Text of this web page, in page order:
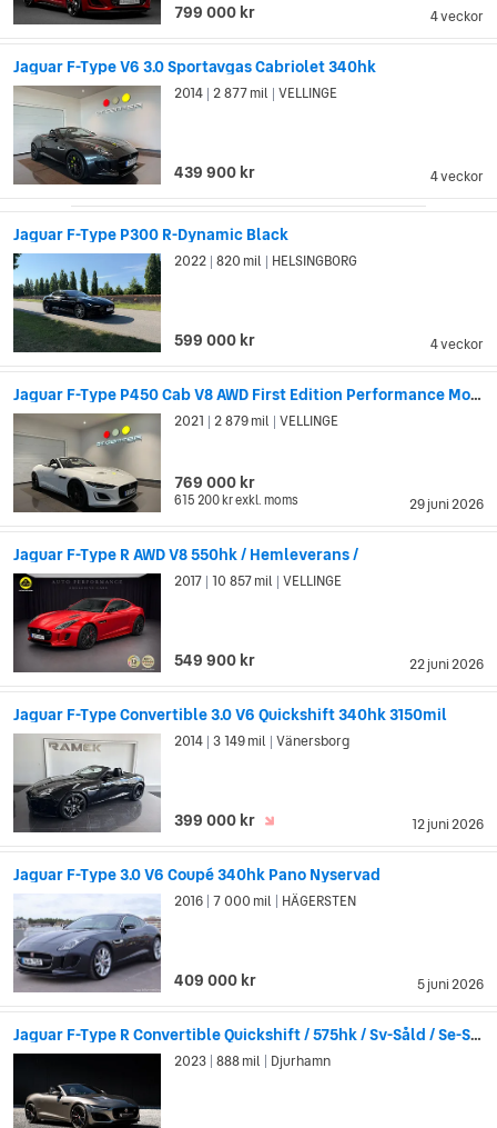
4 veckor
799 000 kr
Jaguar F-Type V6 3.0 Sportavgas Cabriolet 340hk
4 veckor
2014 2 877 mil VELLINGE
439 900 kr
Jaguar F-Type P300 R-Dynamic Black
4 veckor
2022 820 mil HELSINGBORG
599 000 kr
Jaguar F-Type P450 Cab V8 AWD First Edition Performance Momsbil
29 juni 2026
2021 2 879 mil VELLINGE
769 000 kr
615 200 krexkl. moms
Jaguar F-Type R AWD V8 550hk / Hemleverans /
22 juni 2026
2017 10 857 mil VELLINGE
549 900 kr
Jaguar F-Type Convertible 3.0 V6 Quickshift 340hk 3150mil
12 juni 2026
2014 3 149 mil Vänersborg
399 000 kr
Jaguar F-Type 3.0 V6 Coupé 340hk Pano Nyservad
5 juni 2026
2016 7 000 mil HÄGERSTEN
409 000 kr
Jaguar F-Type R Convertible Quickshift / 575hk / Sv-Såld / Se-Spec
2023 888 mil Djurhamn